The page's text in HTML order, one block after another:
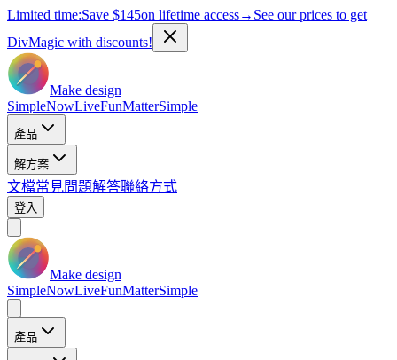
Limited time:Save $145on lifetime access→ See our prices to get
DivMagic with discounts!
Make design
SimpleNowLiveFunMatterSimple
產品
解方案
文檔常見問題解答聯絡方式
登入
Make design
SimpleNowLiveFunMatterSimple
產品